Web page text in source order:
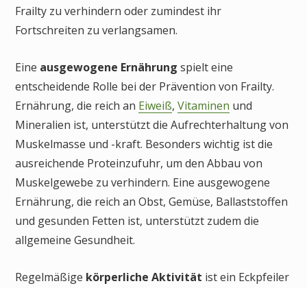
Frailty zu verhindern oder zumindest ihr
Fortschreiten zu verlangsamen.
Eine ausgewogene Ernährung spielt eine
entscheidende Rolle bei der Prävention von Frailty.
Ernährung, die reich an Eiweiß, Vitaminen und
Mineralien ist, unterstützt die Aufrechterhaltung von
Muskelmasse und -kraft. Besonders wichtig ist die
ausreichende Proteinzufuhr, um den Abbau von
Muskelgewebe zu verhindern. Eine ausgewogene
Ernährung, die reich an Obst, Gemüse, Ballaststoffen
und gesunden Fetten ist, unterstützt zudem die
allgemeine Gesundheit.
Regelmäßige körperliche Aktivität ist ein Eckpfeiler